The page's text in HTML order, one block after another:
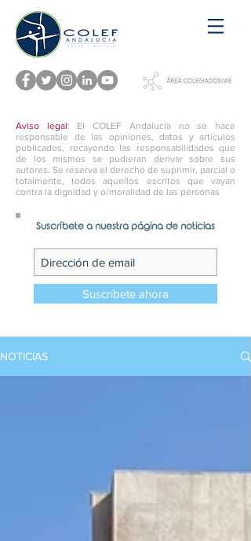
Aviso legal: El COLEF Andalucía no se hace
responsable de las opiniones, datos y artículos
publicados, recayendo las responsabilidades que
de los mismos se pudieran derivar sobre sus
autores. Se reserva el derecho de suprimir, parcial o
totalmente, todos aquellos escritos que vayan
contra la dignidad y o/moralidad de las personas
Suscríbete a nuestra página de noticias
Suscríbete ahora
NOTICIAS